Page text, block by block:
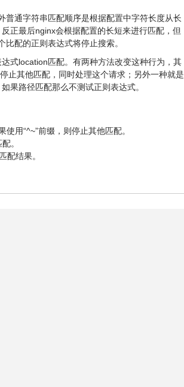
普通字符串匹配顺序是根据配置中字符长度从长
正最后nginx会根据配置的长短来进行匹配，但
配的正则表达式将停止搜索。
式location匹配。有两种方法改变这种行为，其
止其他匹配，同时处理这个请求；另外一种就是
果路径匹配那么不测试正则表达式。
用“^~”前缀，则停止其他匹配。
。
配结果。